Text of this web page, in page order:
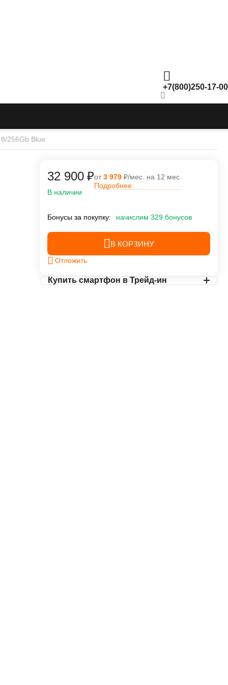
+7(800)250-17-00
256Gb Blue
32 900 ₽
В наличии
от 3 979 ₽/мес. на 12 мес.
Подробнее
Бонусы за покупку: начислим 329 бонусов
В КОРЗИНУ
Отложить
Купить смартфон в Трейд-ин